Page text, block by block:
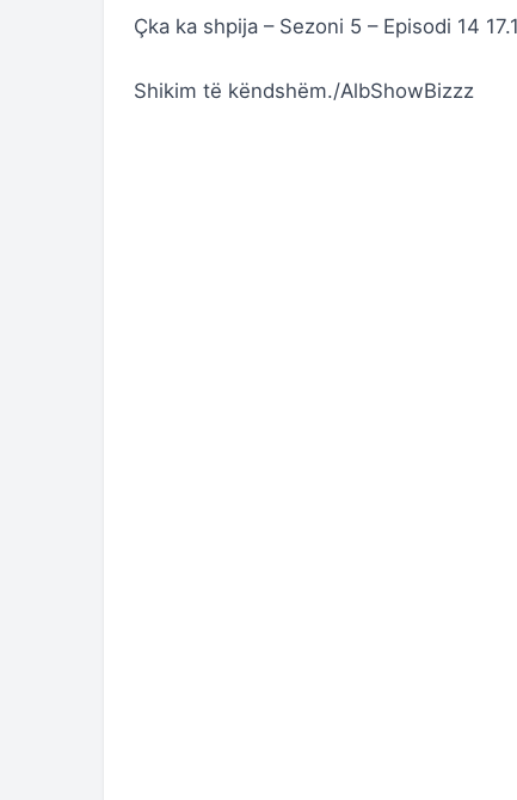
Çka ka shpija – Sezoni 5 – Episodi 14
Shikim të këndshëm./AlbShowBizzz